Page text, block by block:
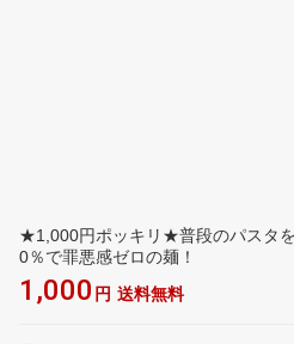
★1,000円ポッキリ★普段のパスタ
0％で罪悪感ゼロの麺！
1,000 円 送料無料